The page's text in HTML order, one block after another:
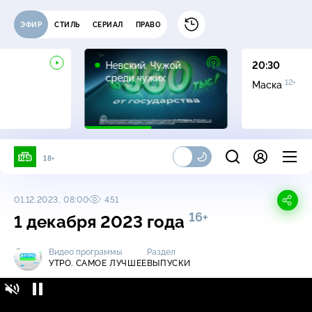
ЭФИР СТИЛЬ СЕРИАЛ ПРАВО
Невский. Чужой
среди чужих
16+
20:30
Маска 12+
18+
01.12.2023, 08:00 451
1 декабря 2023 года 16+
Видео программы
УТРО. САМОЕ ЛУЧШЕЕ
Раздел
ВЫПУСКИ